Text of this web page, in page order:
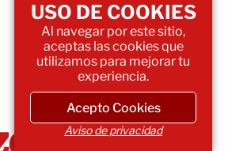
USO DE COOKIES
Al navegar por este sitio,
aceptas las cookies que
utilizamos para mejorar tu
experiencia.
Acepto Cookies
Aviso de privacidad